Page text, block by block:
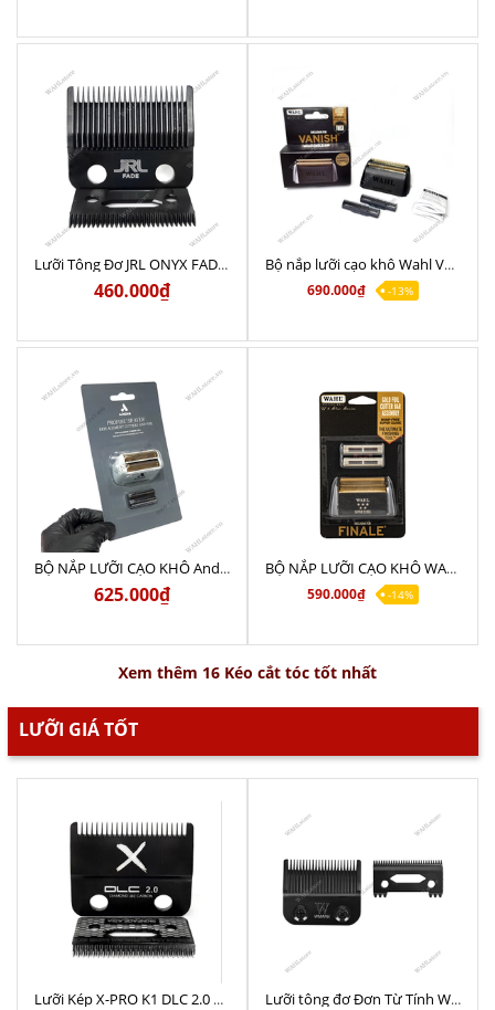
Lưỡi Tông Đơ JRL ONYX FADE Black Chính Hãng Mỹ
460.000₫
Bộ nắp lưỡi cạo khô Wahl Vanish Chính Hãng Mỹ
690.000₫
-13%
BỘ NẮP LƯỠI CẠO KHÔ Andis Profoil Lithium
625.000₫
BỘ NẮP LƯỠI CẠO KHÔ WAHL FINALE USA
590.000₫
-14%
Xem thêm 16 Kéo cắt tóc tốt nhất
LƯỠI GIÁ TỐT
Lưỡi Kép X-PRO K1 DLC 2.0 Chính Hãng chất lượng
Lưỡi tông đơ Đơn Từ Tính WMARK W-X1 DLC Chính Hãng